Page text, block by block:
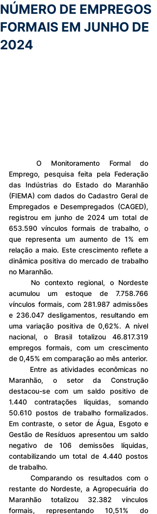
NÚMERO DE EMPREGOS
FORMAIS EM JUNHO DE
2024
Emprego, pesquisa feita pela Federação
das Indústrias do Estado do Maranhão
(FIEMA) com dados do Cadastro Geral de
Empregados e Desempregados (CAGED),
registrou em junho de 2024 um total de
653.590 vínculos formais de trabalho, o
que representa um aumento de 1% em
relação a maio. Este crescimento reflete a
dinâmica positiva do mercado de trabalho
no Maranhão.
acumulou um estoque de 7.758.766
vínculos formais, com 281.987 admissões
e 236.047 desligamentos, resultando em
uma variação positiva de 0,62%. A nível
nacional, o Brasil totalizou 46.817.319
empregos formais, com um crescimento
de 0,45% em comparação ao mês anterior.
Maranhão, o setor da Construção
destacou-se com um saldo positivo de
1.440 contratações líquidas, somando
50.610 postos de trabalho formalizados.
Em contraste, o setor de Água, Esgoto e
Gestão de Resíduos apresentou um saldo
negativo de 106 demissões líquidas,
contabilizando um total de 4.440 postos
de trabalho.
	Comparando os resultados com o
restante do Nordeste, a Agropecuária do
Maranhão totalizou 32.382 vínculos
formais, representando 10,51% do